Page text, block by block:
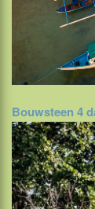
Bouwsteen 4